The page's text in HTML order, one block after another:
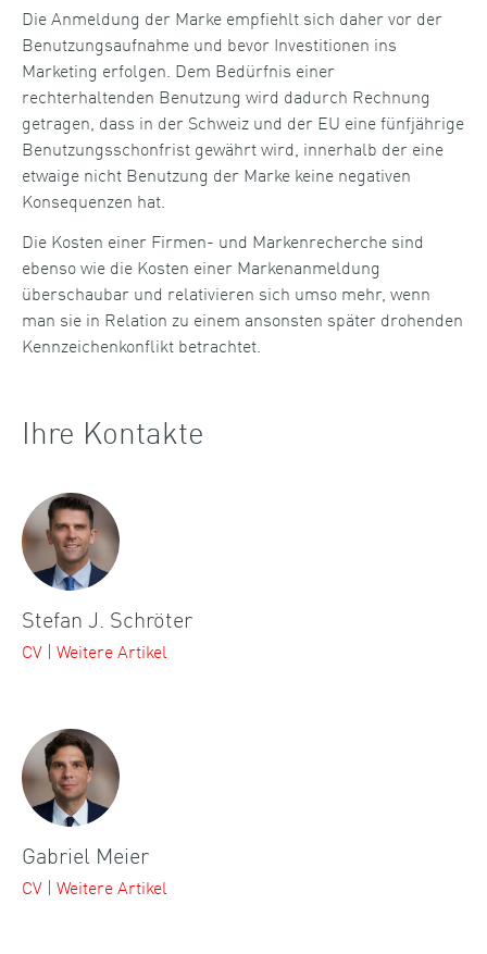
Ihre Kontakte
Stefan J. Schröter
CV | Weitere Artikel
Gabriel Meier
CV | Weitere Artikel
Die Anmeldung der Marke empfiehlt sich daher vor der
Benutzungsaufnahme und bevor Investitionen ins
Marketing erfolgen. Dem Bedürfnis einer
rechterhaltenden Benutzung wird dadurch Rechnung
getragen, dass in der Schweiz und der EU eine fünfjährige
Benutzungsschonfrist gewährt wird, innerhalb der eine
etwaige nicht Benutzung der Marke keine negativen
Konsequenzen hat.
Die Kosten einer Firmen- und Markenrecherche sind
ebenso wie die Kosten einer Markenanmeldung
überschaubar und relativieren sich umso mehr, wenn
man sie in Relation zu einem ansonsten später drohenden
Kennzeichenkonflikt betrachtet.